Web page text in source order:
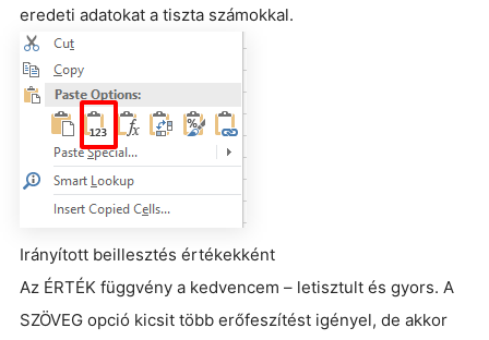
eredeti adatokat a tiszta számokkal.
Irányított beillesztés értékekként
Az ÉRTÉK függvény a kedvencem – letisztult és gyors. A
SZÖVEG opció kicsit több erőfeszítést igényel, de akkor